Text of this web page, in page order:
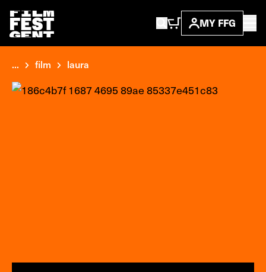
MY FFG
... film laura